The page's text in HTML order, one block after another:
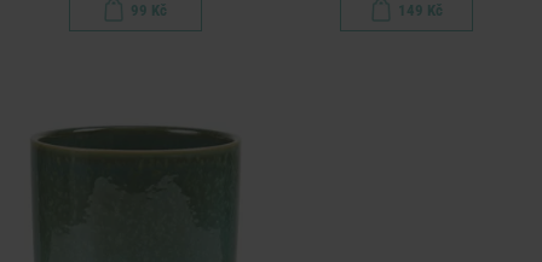
99 Kč 149 Kč